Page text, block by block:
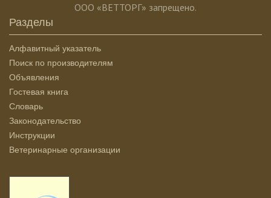
ООО «ВЕТТОРГ» запрещено.
Разделы
Алфавитный указатель
Поиск по производителям
Объявления
Гостевая книга
Словарь
Законодательство
Инструкции
Ветеринарные организации